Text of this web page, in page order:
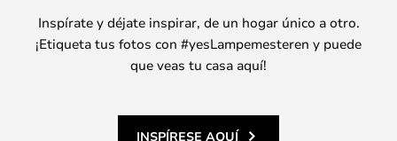
Inspírate y déjate inspirar, de un hogar único a otro.
¡Etiqueta tus fotos con #yesLampemesteren y puede
que veas tu casa aquí!
INSPÍRESE AQUÍ